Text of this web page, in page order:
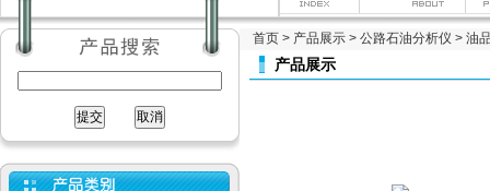
首页 > 产品展示 > 公路石油分析仪 > 油
产品展示